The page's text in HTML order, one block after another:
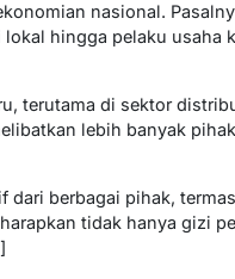
nasional.
hingga pelaku usaha
terutama di sektor
lebih banyak
berbagai pihak,
tidak hanya gizi